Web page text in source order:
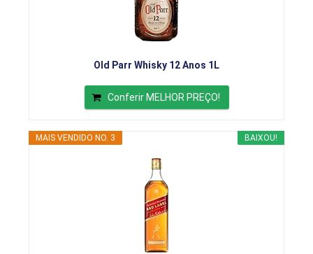
Old Parr Whisky 12 Anos 1L
Conferir MELHOR PREÇO!
BAIXOU!
MAIS VENDIDO NO. 3